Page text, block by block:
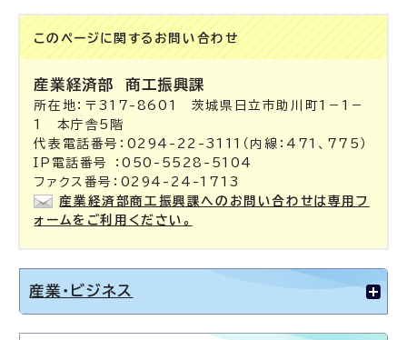
このページに関する お問い合わせ
産業経済部商工振興課
所在地：〒317-8601 茨城県日立市助川町1－1－
1 本庁舎5階
代表電話番号：0294-22-3111（内線：471、775）
IP電話番号 ：050-5528-5104
ファクス番号：0294-24-1713
産業経済部商工振興課へのお問い合わせは専用フ
ォームをご利用ください。
産業・ビジネス